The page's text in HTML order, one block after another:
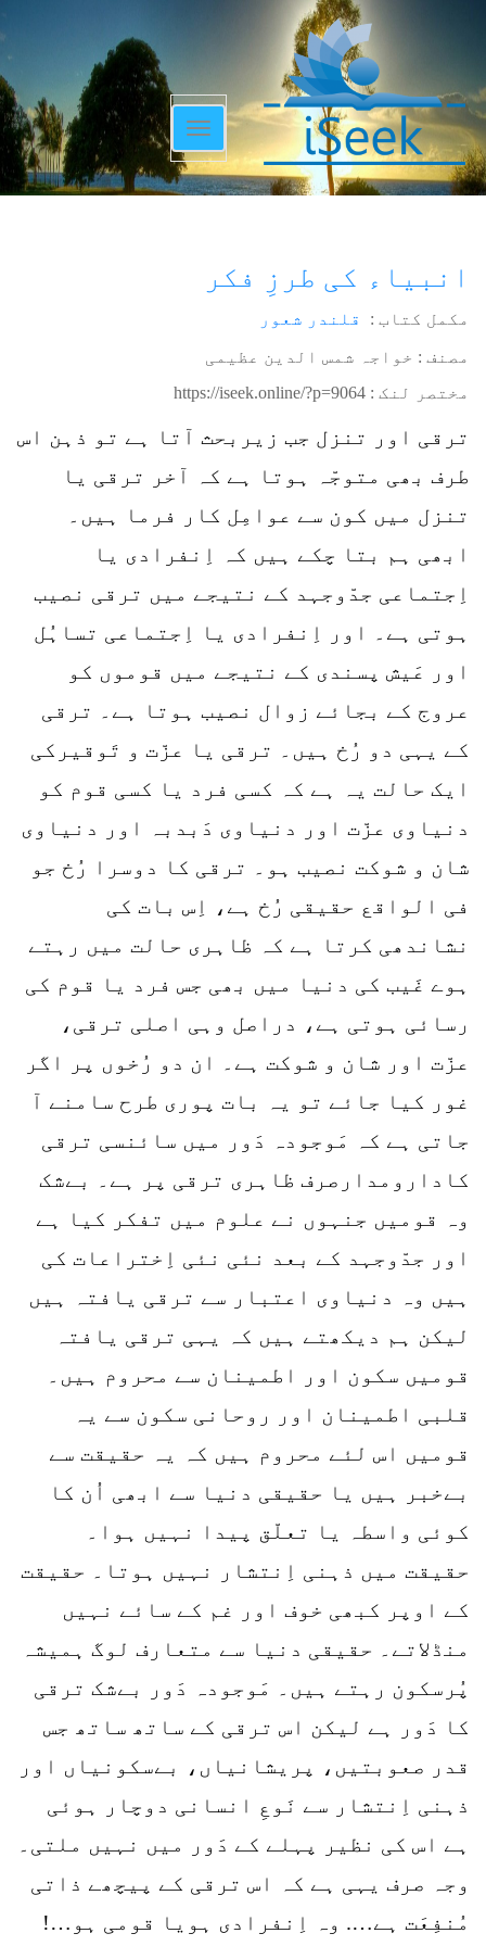
Toggle
navigation
انبیاء کی طرزِ فکر
مکمل کتاب : قلندر شعور
مصنف : خواجہ شمس الدین عظیمی
مختصر لنک : https://iseek.online/?p=9064
ترقی اور تنزل جب زیربحث آتا ہے تو ذہن اس
طرف بھی متوجّہ ہوتا ہے کہ آخر ترقی یا
تنزل میں کون سے عوامِل کار فرما ہیں۔
ابھی ہم بتا چکے ہیں کہ اِنفرادی یا
اِجتماعی جدّوجہد کے نتیجے میں ترقی نصیب
ہوتی ہے۔ اور اِنفرادی یا اِجتماعی تساہُل
اور عَیش پسندی کے نتیجے میں قوموں کو
عروج کے بجائے زوال نصیب ہوتا ہے۔ ترقی
کے یہی دو رُخ ہیں۔ ترقی یا عزّت و تَوقیرکی
ایک حالت یہ ہے کہ کسی فرد یا کسی قوم کو
دنیاوی عزّت اور دنیاوی دَبدبہ اور دنیاوی
شان و شوکت نصیب ہو۔ ترقی کا دوسرا رُخ جو
فی الواقع حقیقی رُخ ہے، اِس بات کی
نشاندھی کرتا ہے کہ ظاہری حالت میں رہتے
ہوے غَیب کی دنیا میں بھی جس فرد یا قوم کی
رسائی ہوتی ہے، دراصل وہی اصلی ترقی،
عزّت اور شان و شوکت ہے۔ ان دو رُخوں پر اگر
غور کیا جائے تو یہ بات پوری طرح سامنے آ
جاتی ہے کہ مَوجودہ دَور میں سائنسی ترقی
کادارومدارصرف ظاہری ترقی پر ہے۔ بےشک
وہ قومیں جنہوں نے علوم میں تفکر کیا ہے
اور جدّوجہد کے بعد نئی نئی اِختراعات کی
ہیں وہ دنیاوی اعتبار سے ترقی یافتہ ہیں
لیکن ہم دیکھتے ہیں کہ یہی ترقی یافتہ
قومیں سکون اور اطمینان سے محروم ہیں۔
قلبی اطمینان اور روحانی سکون سے یہ
قومیں اس لئے محروم ہیں کہ یہ حقیقت سے
بےخبر ہیں یا حقیقی دنیا سے ابھی اُن کا
کوئی واسطہ یا تعلّق پیدا نہیں ہوا۔
حقیقت میں ذہنی اِنتشار نہیں ہوتا۔ حقیقت
کے اوپر کبھی خوف اور غم کے سائے نہیں
منڈلاتے۔ حقیقی دنیا سے متعارف لوگ ہمیشہ
پُرسکون رہتے ہیں۔ مَوجودہ دَور بےشک ترقی
کا دَور ہے لیکن اس ترقی کے ساتھ ساتھ جس
قدر صعوبتیں، پریشانیاں، بےسکونیاں اور
ذہنی اِنتشار سے نَوعِ انسانی دوچار ہوئی
ہے اس کی نظیر پہلے کے دَور میں نہیں ملتی۔
وجہ صرف یہی ہے کہ اس ترقی کے پیچھے ذاتی
مُنفِعَت ہے…. وہ اِنفرادی ہویا قومی ہو…!